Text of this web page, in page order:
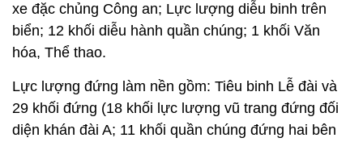
xe đặc chủng Công an; Lực lượng diễu binh trên
biển; 12 khối diễu hành quần chúng; 1 khối Văn
hóa, Thể thao.
Lực lượng đứng làm nền gồm: Tiêu binh Lễ đài và
29 khối đứng (18 khối lực lượng vũ trang đứng đối
diện khán đài A; 11 khối quần chúng đứng hai bên